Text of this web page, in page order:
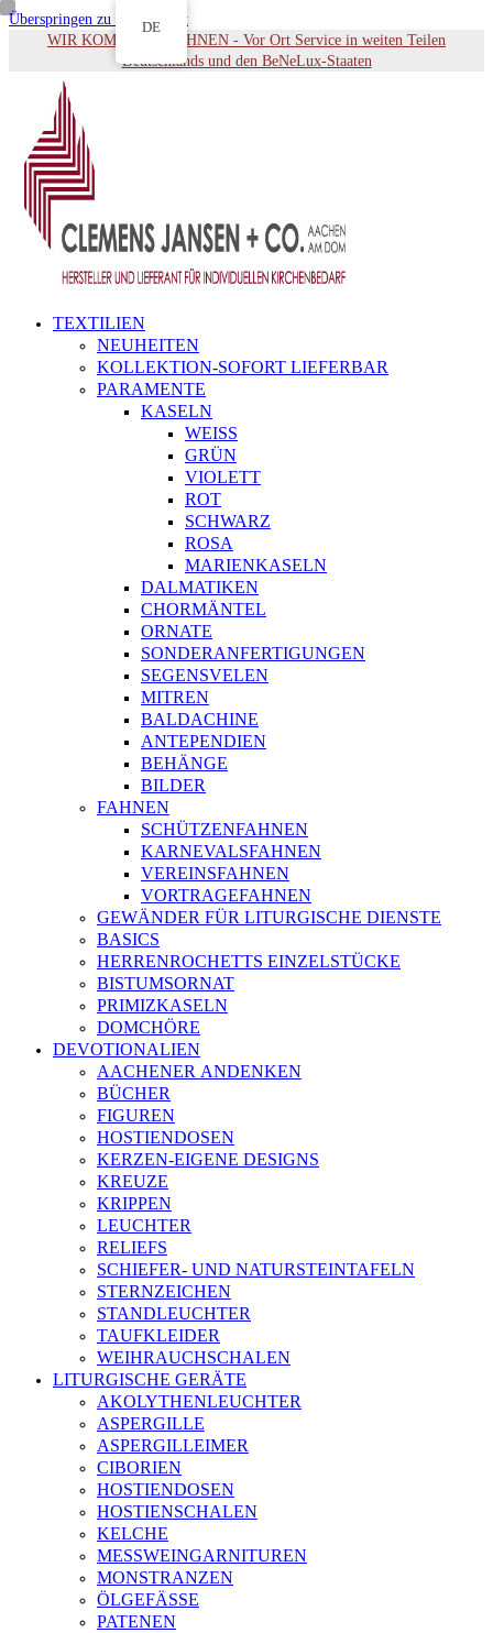
Überspringen zu Hauptinhalt
WIR KOMMEN ZU IHNEN - Vor Ort Service in weiten Teilen
Deutschlands und den BeNeLux-Staaten
TEXTILIEN
NEUHEITEN
KOLLEKTION-SOFORT LIEFERBAR
PARAMENTE
KASELN
WEISS
GRÜN
VIOLETT
ROT
SCHWARZ
ROSA
MARIENKASELN
DALMATIKEN
CHORMÄNTEL
ORNATE
SONDERANFERTIGUNGEN
SEGENSVELEN
MITREN
BALDACHINE
ANTEPENDIEN
BEHÄNGE
BILDER
FAHNEN
SCHÜTZENFAHNEN
KARNEVALSFAHNEN
VEREINSFAHNEN
VORTRAGEFAHNEN
GEWÄNDER FÜR LITURGISCHE DIENSTE
BASICS
HERRENROCHETTS EINZELSTÜCKE
BISTUMSORNAT
PRIMIZKASELN
DOMCHÖRE
DEVOTIONALIEN
AACHENER ANDENKEN
BÜCHER
FIGUREN
HOSTIENDOSEN
KERZEN-EIGENE DESIGNS
KREUZE
KRIPPEN
LEUCHTER
RELIEFS
SCHIEFER- UND NATURSTEINTAFELN
STERNZEICHEN
STANDLEUCHTER
TAUFKLEIDER
WEIHRAUCHSCHALEN
LITURGISCHE GERÄTE
AKOLYTHENLEUCHTER
ASPERGILLE
ASPERGILLEIMER
CIBORIEN
HOSTIENDOSEN
HOSTIENSCHALEN
KELCHE
MESSWEINGARNITUREN
MONSTRANZEN
ÖLGEFÄSSE
PATENEN
DE